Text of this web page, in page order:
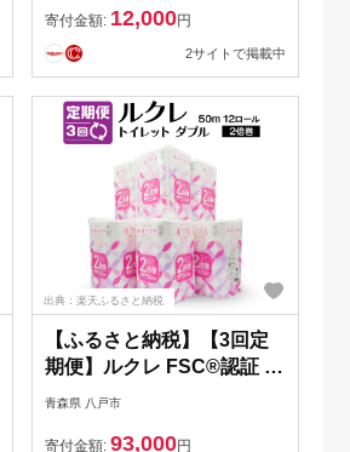
出荷数2億6千万缶以上 鯖缶
青森県 八戸市
寄付金額: 12,000円
2サイトで掲載中
出典：楽天ふるさと納税
【ふるさと納税】【3回定
期便】ルクレ FSC®認証 ト
イレットペーパー 2倍巻 ダ
ル×6パック 毎月 計3回 合計
青森県 八戸市
寄付金額: 93,000円